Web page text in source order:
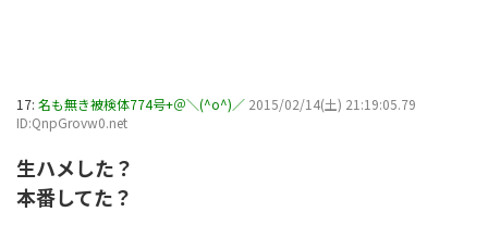
17: 名も無き被検体774号+＠＼(^o^)／ 2015/02/14(土) 21:19:05.79
ID:QnpGrovw0.net
生ハメした？
本番してた？